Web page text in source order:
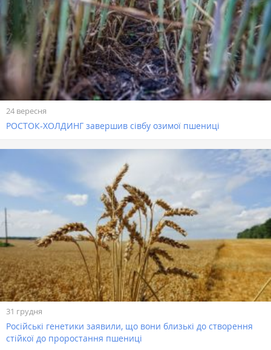
24 вересня
РОСТОК-ХОЛДИНГ завершив сівбу озимої пшениці
31 грудня
Російські генетики заявили, що вони близькі до створення
стійкої до проростання пшениці